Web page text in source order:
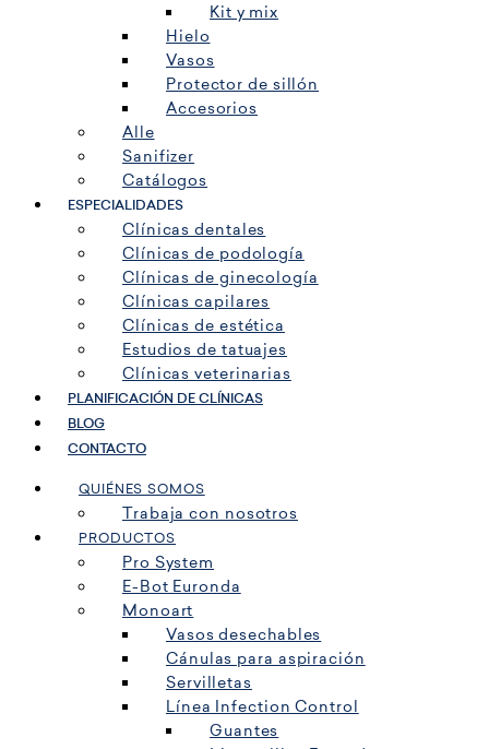
Kit y mix
Hielo
Vasos
Protector de sillón
Accesorios
Alle
Sanifizer
Catálogos
ESPECIALIDADES
Clínicas dentales
Clínicas de podología
Clínicas de ginecología
Clínicas capilares
Clínicas de estética
Estudios de tatuajes
Clínicas veterinarias
PLANIFICACIÓN DE CLÍNICAS
BLOG
CONTACTO
QUIÉNES SOMOS
Trabaja con nosotros
PRODUCTOS
Pro System
E-Bot Euronda
Monoart
Vasos desechables
Cánulas para aspiración
Servilletas
Línea Infection Control
Guantes